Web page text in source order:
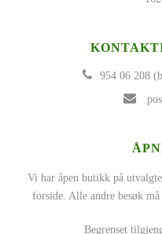
954 06 208
Vi har åpen butikk på
forside. Alle andre besøk må
Begrenset